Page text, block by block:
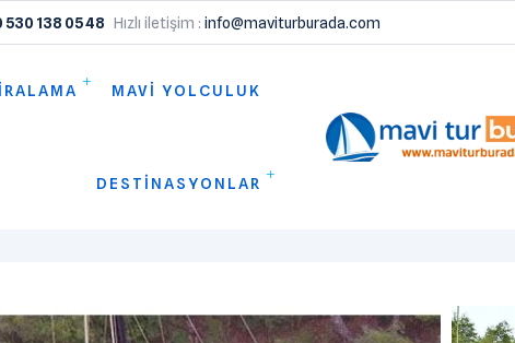
530 138 05 48 Hızlı iletişim : info@maviturburada.com
MAVİ YOLCULUK
DESTİNASYONLAR